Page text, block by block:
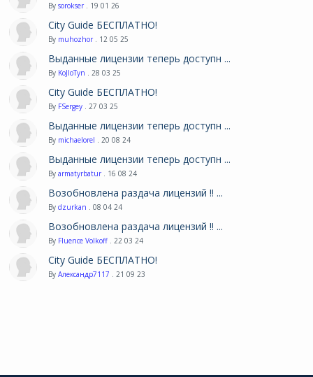
By sorokser . 19 01 26
City Guide БЕСПЛАТНО!
By muhozhor . 12 05 25
Выданные лицензии теперь доступн ...
By KoJIoTyn . 28 03 25
City Guide БЕСПЛАТНО!
By FSergey . 27 03 25
Выданные лицензии теперь доступн ...
By michaelorel . 20 08 24
Выданные лицензии теперь доступн ...
By armatyrbatur . 16 08 24
Возобновлена раздача лицензий !! ...
By dzurkan . 08 04 24
Возобновлена раздача лицензий !! ...
By Fluence Volkoff . 22 03 24
City Guide БЕСПЛАТНО!
By Александр7117 . 21 09 23